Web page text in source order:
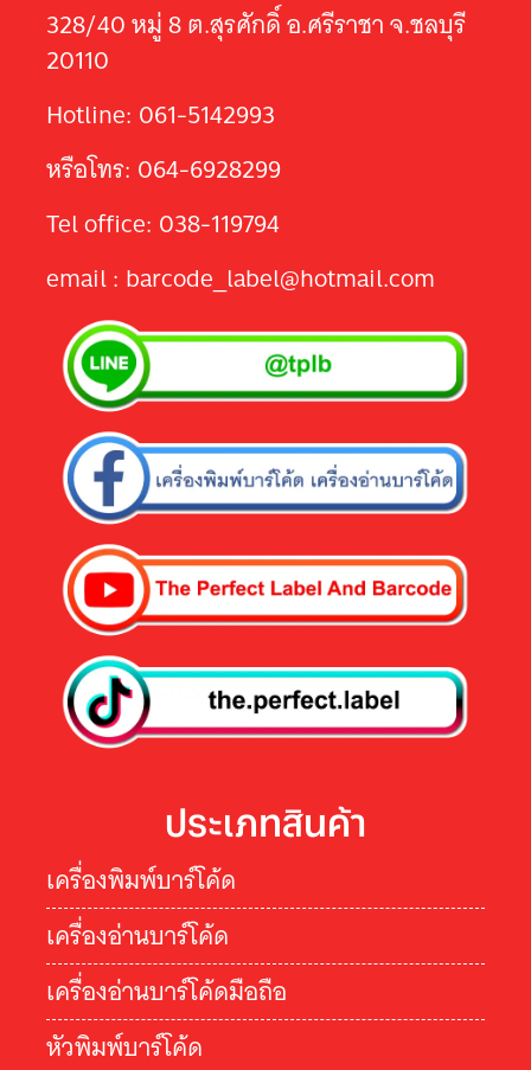
328/40 หมู่ 8 ต.สุรศักดิ์ อ.ศรีราชา จ.ชลบุรี
20110
Hotline: 061-5142993
หรือโทร: 064-6928299
Tel office: 038-119794
email : barcode_label@hotmail.com
ประเภทสินค้า
เครื่องพิมพ์บาร์โค้ด
เครื่องอ่านบาร์โค้ด
เครื่องอ่านบาร์โค้ดมือถือ
หัวพิมพ์บาร์โค้ด